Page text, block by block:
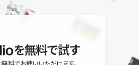
を無料で試す
料でお使いいただけます。